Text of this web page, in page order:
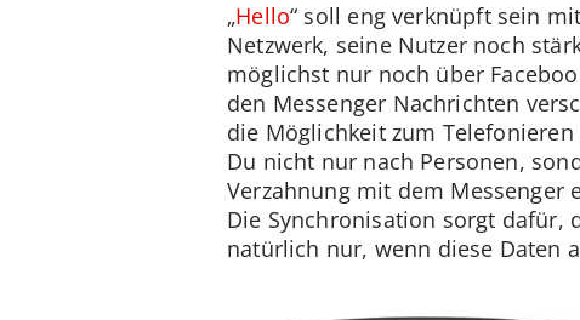
„Hello“ soll eng verknüpft sein
Netzwerk, seine Nutzer noch
möglichst nur noch über
den Messenger Nachrichten
die Möglichkeit zum
Du nicht nur nach Personen,
Verzahnung mit dem
Die Synchronisation sorgt dafür,
natürlich nur, wenn diese Daten